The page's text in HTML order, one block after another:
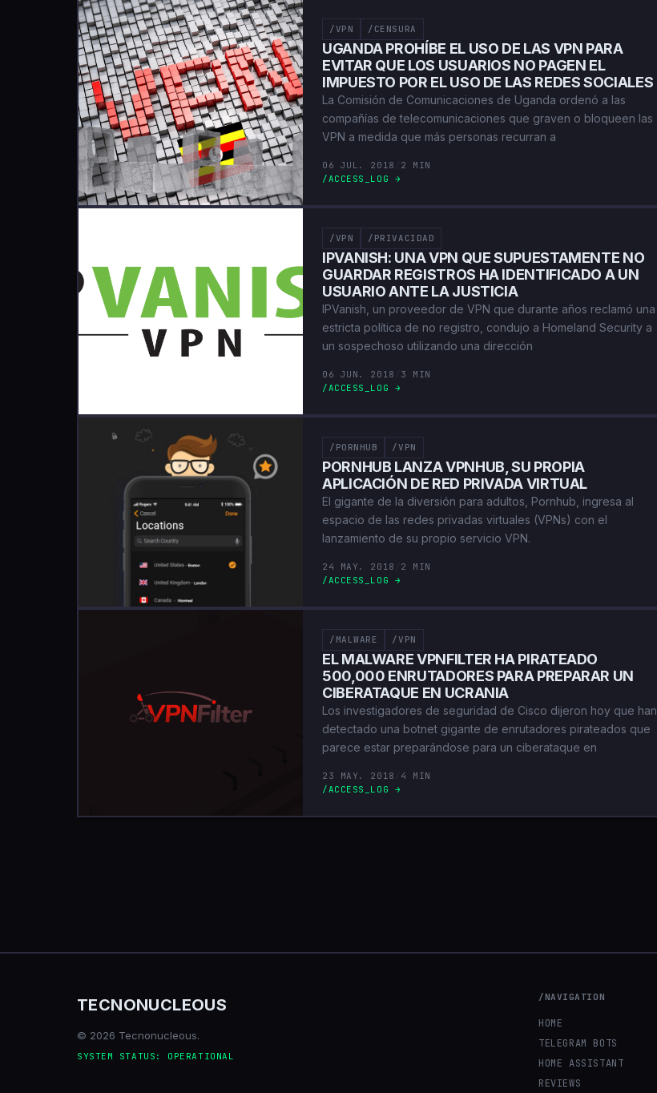
/VPN /CENSURA
UGANDA PROHÍBE EL USO DE LAS VPN PARA
EVITAR QUE LOS USUARIOS NO PAGEN EL
IMPUESTO POR EL USO DE LAS REDES SOCIALES
La Comisión de Comunicaciones de Uganda ordenó a las
compañías de telecomunicaciones que graven o bloqueen las
VPN a medida que más personas recurran a
06 JUL. 2018
2 MIN
/ACCESS_LOG →
/VPN /PRIVACIDAD
IPVANISH: UNA VPN QUE SUPUESTAMENTE NO
GUARDAR REGISTROS HA IDENTIFICADO A UN
USUARIO ANTE LA JUSTICIA
IPVanish, un proveedor de VPN que durante años reclamó una
estricta política de no registro, condujo a Homeland Security a
un sospechoso utilizando una dirección
06 JUN. 2018
3 MIN
/ACCESS_LOG →
/PORNHUB /VPN
PORNHUB LANZA VPNHUB, SU PROPIA
APLICACIÓN DE RED PRIVADA VIRTUAL
El gigante de la diversión para adultos, Pornhub, ingresa al
espacio de las redes privadas virtuales (VPNs) con el
lanzamiento de su propio servicio VPN.
24 MAY. 2018
2 MIN
/ACCESS_LOG →
/MALWARE /VPN
EL MALWARE VPNFILTER HA PIRATEADO
500,000 ENRUTADORES PARA PREPARAR UN
CIBERATAQUE EN UCRANIA
Los investigadores de seguridad de Cisco dijeron hoy que han
detectado una botnet gigante de enrutadores pirateados que
parece estar preparándose para un ciberataque en
23 MAY. 2018
4 MIN
/ACCESS_LOG →
TECNONUCLEOUS
© 2026 Tecnonucleous.
SYSTEM STATUS: OPERATIONAL
/NAVIGATION
HOME
TELEGRAM BOTS
HOME ASSISTANT
REVIEWS